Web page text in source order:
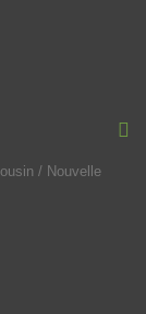
/ Nouvelle